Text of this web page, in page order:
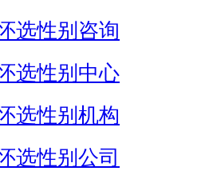
选性别咨询
选性别中心
选性别机构
选性别公司